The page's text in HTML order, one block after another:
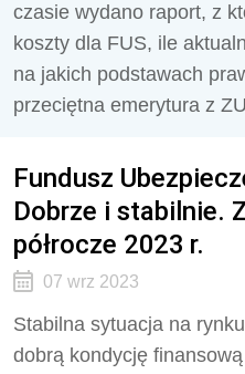
czasie wydano raport, z
koszty dla FUS, ile
na jakich podstawach
przeciętna emerytura z
Fundusz
Dobrze i stabilnie.
półrocze 2023 r.
07 wrz 2023
Stabilna sytuacja na
dobrą kondycję